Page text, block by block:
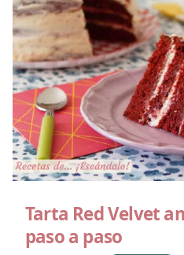
Tarta Red Velvet
paso a paso